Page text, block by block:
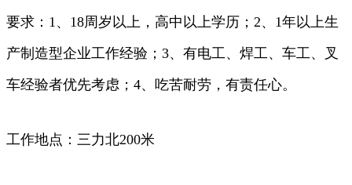
要求：1、18周岁以上，高中以上学历；2、1年以上生
产制造型企业工作经验；3、有电工、焊工、车工、叉
车经验者优先考虑；4、吃苦耐劳，有责任心。
工作地点：三力北200米